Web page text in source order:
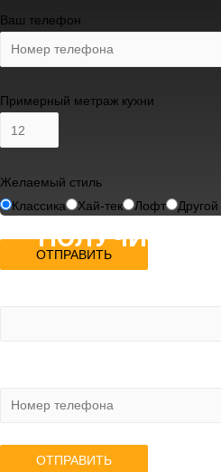
Ваш телефон
Примерный метраж кухни
Желаемый стиль
Классика
Хай-тек Лофт Другой
ПОЛУЧИТЬ